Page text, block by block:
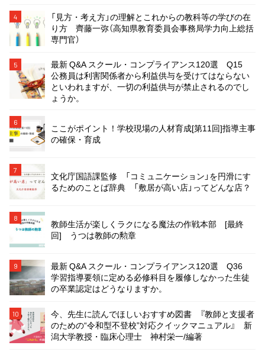
4
「見方・考え方」の理解とこれからの教科等の学びの在
り方 齊藤一弥（高知県教育委員会事務局学力向上総括
専門官）
5
最新 Q&A スクール・コンプライアンス120選 Q15
公務員は利害関係者から利益供与を受けてはならない
といわれますが、一切の利益供与が禁止されるのでし
ょうか。
6
ここがポイント！学校現場の人材育成[第11回]指導主事
の確保・育成
7
文化庁国語課監修 「コミュニケーション」を円滑にす
るためのことば辞典 「敷居が高い店」ってどんな店？
8
教師生活が楽しくラクになる魔法の作戦本部 [最終
回] うつは教師の勲章
9
最新 Q&A スクール・コンプライアンス120選 Q36
学習指導要領に定める必修科目を履修しなかった生徒
の卒業認定はどうなりますか。
10
今、先生に読んでほしいおすすめ図書 『教師と支援者
のための“令和型不登校”対応クイックマニュアル』 新
潟大学教授・臨床心理士 神村栄一/編著